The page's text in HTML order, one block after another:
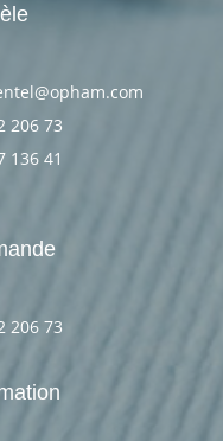
206 73
136 41
206 73